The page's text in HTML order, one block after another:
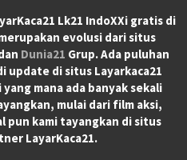
Lk21 IndoXXigratis di
evolusi dari situs
Dunia21 Grup. Ada puluhan
update di situs Layarkaca21
mana ada banyak sekali
mulai dari film aksi,
pun kami tayangkan di situs
LayarKaca21.